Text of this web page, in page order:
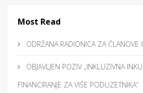
Most Read
ODRŽANA RADIONICA ZA ČLANOVE
OBJAVLJEN POZIV „INKLUZIVNA
FINANCIRANJE ZA VIŠE PODUZETNIKA“